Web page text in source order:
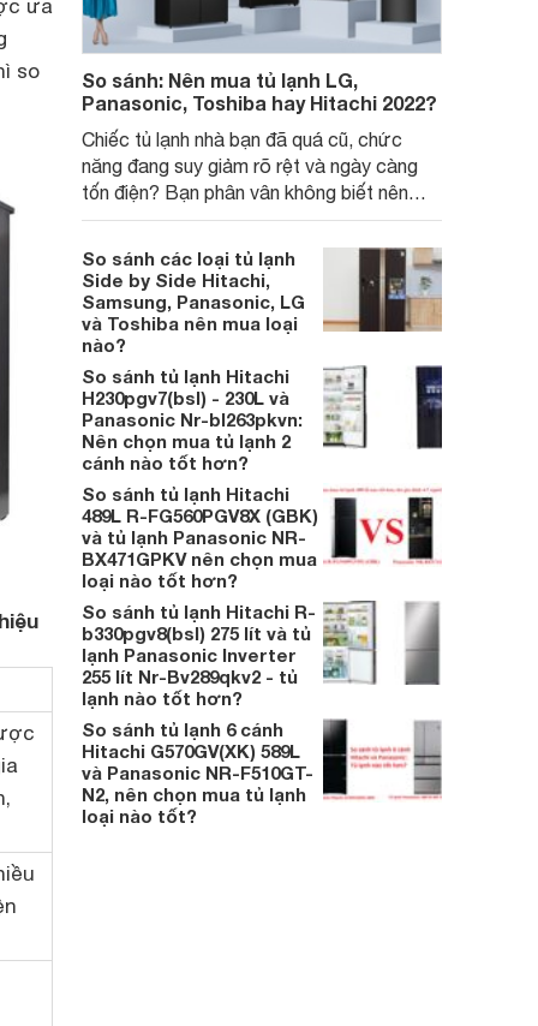
ưa
so
So sánh: Nên mua tủ lạnh LG,
Panasonic, Toshiba hay Hitachi 2022?
Chiếc tủ lạnh nhà bạn đã quá cũ, chức
năng đang suy giảm rõ rệt và ngày càng
tốn điện? Bạn phân vân không biết nên
mua tủ lạnh LG, Panasonic, Toshiba hay
Hitachi để thay thế chiếc tủ cũ này nhưng
chưa biết nên chọn sản phẩm của thương
hiệu nào?
So sánh các loại tủ lạnh
Side by Side Hitachi,
Samsung, Panasonic, LG
và Toshiba nên mua loại
nào?
So sánh tủ lạnh Hitachi
H230pgv7(bsl) - 230L và
Panasonic Nr-bl263pkvn:
Nên chọn mua tủ lạnh 2
cánh nào tốt hơn?
So sánh tủ lạnh Hitachi
489L R-FG560PGV8X (GBK)
và tủ lạnh Panasonic NR-
BX471GPKV nên chọn mua
loại nào tốt hơn?
So sánh tủ lạnh Hitachi R-
b330pgv8(bsl) 275 lít và tủ
lạnh Panasonic Inverter
255 lít Nr-Bv289qkv2 - tủ
lạnh nào tốt hơn?
So sánh tủ lạnh 6 cánh
Hitachi G570GV(XK) 589L
và Panasonic NR-F510GT-
N2, nên chọn mua tủ lạnh
loại nào tốt?